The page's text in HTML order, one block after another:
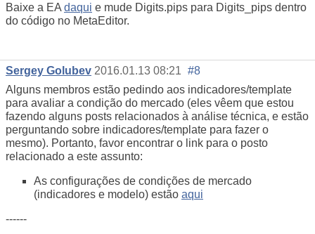
Baixe a EA daqui e mude Digits.pips para Digits_pips dentro
do código no MetaEditor.
Sergey Golubev 2016.01.13 08:21 #8
Alguns membros estão pedindo aos indicadores/template
para avaliar a condição do mercado (eles vêem que estou
fazendo alguns posts relacionados à análise técnica, e estão
perguntando sobre indicadores/template para fazer o
mesmo). Portanto, favor encontrar o link para o posto
relacionado a este assunto:
As configurações de condições de mercado
(indicadores e modelo) estão aqui
------